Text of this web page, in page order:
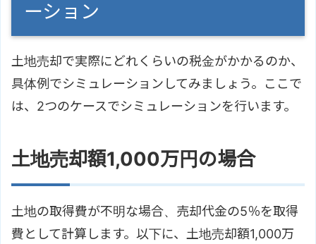
ーション
土地売却で実際にどれくらいの税金がかかるのか、
具体例でシミュレーションしてみましょう。ここで
は、2つのケースでシミュレーションを行います。
土地売却額1,000万円の場合
土地の取得費が不明な場合、売却代金の5％を取得
費として計算します。以下に、土地売却額1,000万